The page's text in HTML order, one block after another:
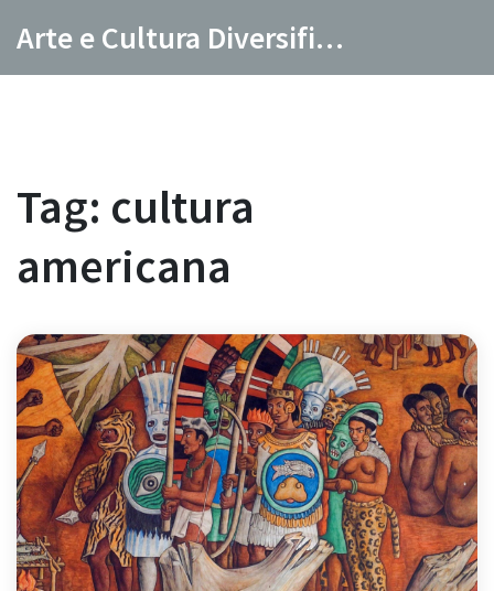
Arte e Cultura Diversificada
Tag: cultura
americana